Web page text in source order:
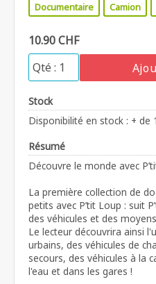
Documentaire
Camion
10.90 CHF
Stock
Disponibilité en stock : + de
Résumé
Découvre le monde avec
La première collection de
petits avec P’tit Loup : suit
des véhicules et des
Le lecteur découvrira ainsi
urbains, des véhicules de
secours, des véhicules à la
l'eau et dans les gares !